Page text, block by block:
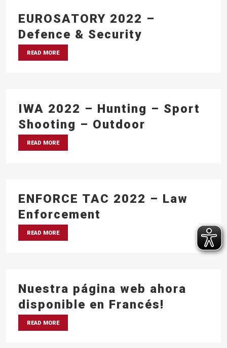
EUROSATORY 2022 –
Defence & Security
READ MORE
IWA 2022 – Hunting – Sport
Shooting – Outdoor
READ MORE
ENFORCE TAC 2022 – Law
Enforcement
READ MORE
Nuestra página web ahora
disponible en Francés!
READ MORE